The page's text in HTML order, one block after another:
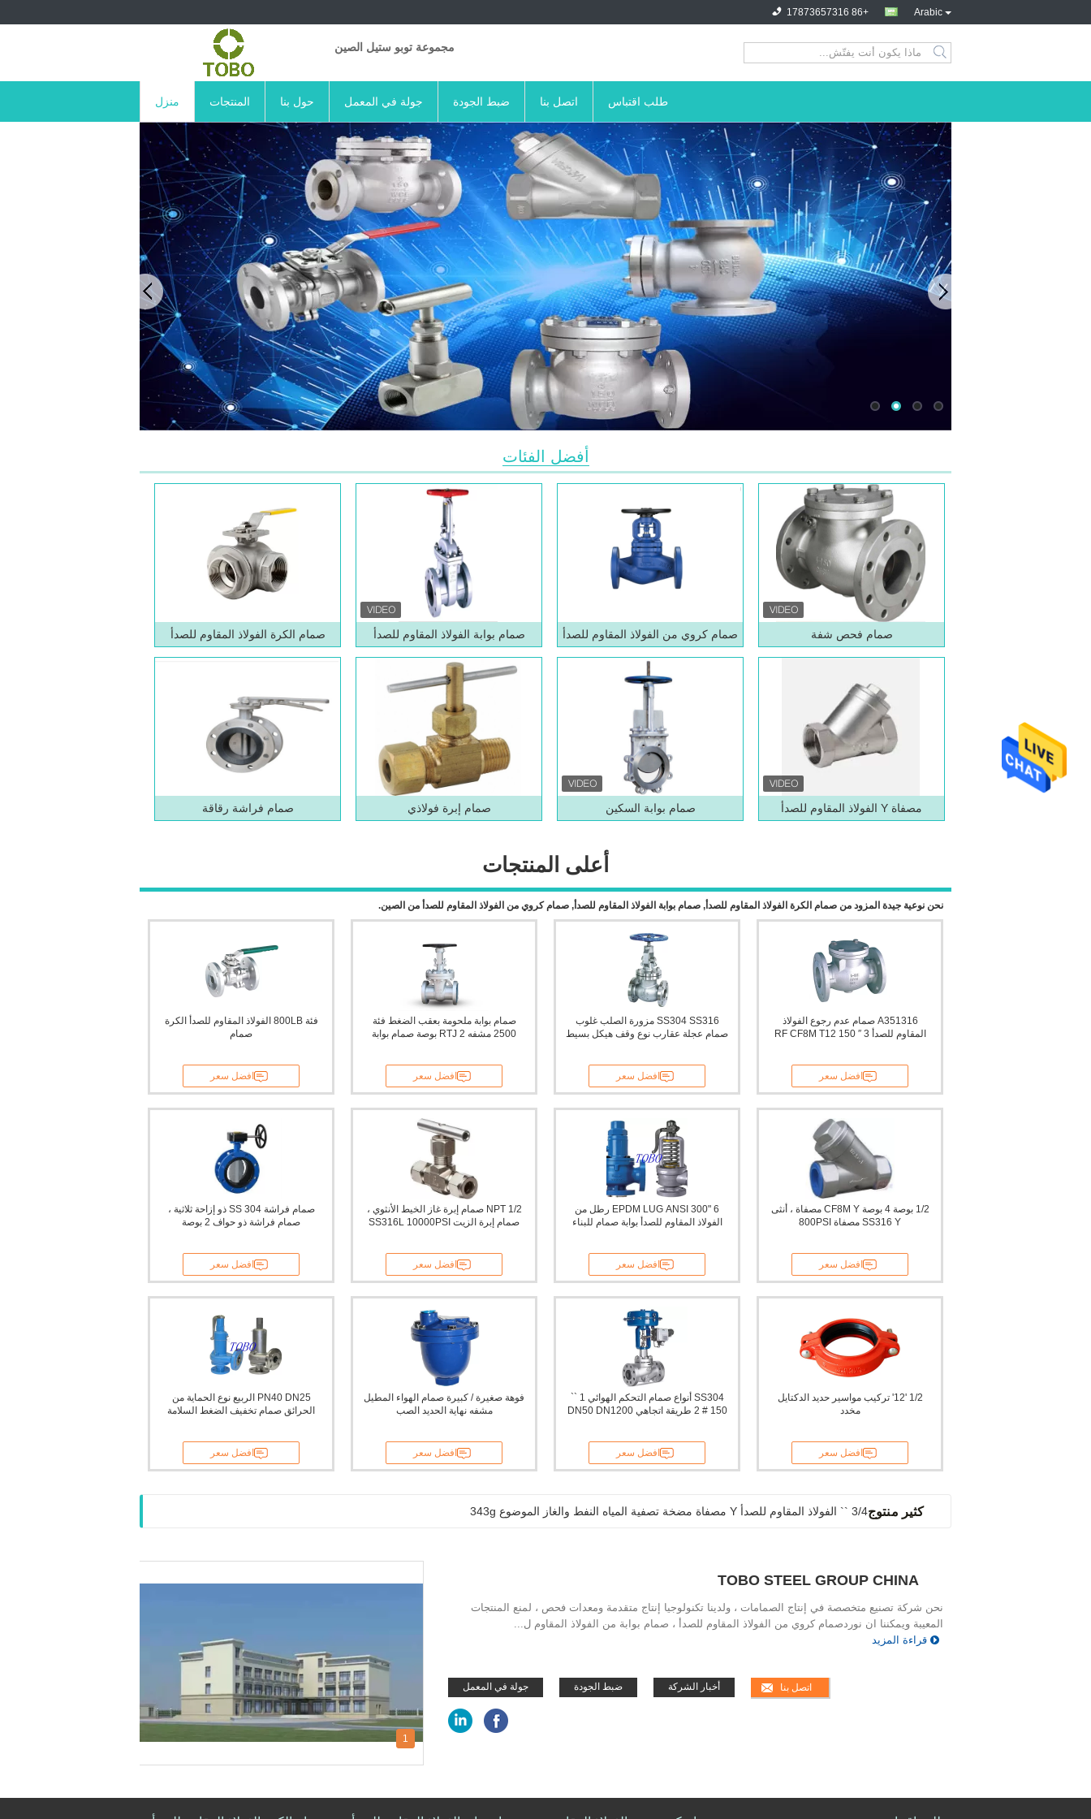
Arabic
+86 17873657316
مجموعة توبو ستيل الصين
منزل المنتجات حول بنا جولة في المعمل ضبط الجودة اتصل بنا طلب اقتباس
أفضل الفئات
صمام الكرة الفولاذ المقاوم للصدأ صمام بوابة الفولاذ المقاوم للصدأ صمام كروي من الفولاذ المقاوم للصدأ صمام فحص شفة
صمام فراشة رقاقة صمام إبرة فولاذي صمام بوابة السكين مصفاة Y الفولاذ المقاوم للصدأ
أعلى المنتجات
نحن نوعية جيدة المزود من صمام الكرة الفولاذ المقاوم للصدأ, صمام بوابة الفولاذ المقاوم للصدأ, صمام كروي من الفولاذ المقاوم للصدأ من الصين.
فئة 800LB الفولاذ المقاوم للصدأ الكرة
صمام
افضل سعر
صمام بوابة ملحومة بعقب الضغط فئة
2500 مشفه RTJ 2 بوصة صمام بوابة
افضل سعر
SS304 SS316 مزورة الصلب غلوب
صمام عجلة عقارب نوع وقف هيكل بسيط
افضل سعر
A351316 صمام عدم رجوع الفولاذ
المقاوم للصدأ 3 ″ 150 RF CF8M T12
افضل سعر
صمام فراشة SS 304 ذو إزاحة ثلاثية ،
صمام فراشة ذو حواف 2 بوصة
افضل سعر
1/2 NPT صمام إبرة غاز الخيط الأنثوي ،
صمام إبرة الزيت SS316L 10000PSI
افضل سعر
6 "EPDM LUG ANSI 300 رطل من
الفولاذ المقاوم للصدأ بوابة صمام للبناء
افضل سعر
1/2 بوصة 4 بوصة CF8M Y مصفاة ، أنثى
SS316 Y مصفاة 800PSI
افضل سعر
PN40 DN25 الربيع نوع الحماية من
الحرائق صمام تخفيف الضغط السلامة
افضل سعر
فوهة صغيرة / كبيرة صمام الهواء المطيل
مشفه نهاية الحديد الصب
افضل سعر
SS304 أنواع صمام التحكم الهوائي 1 ``
150 # 2 طريقة اتجاهي DN50 DN1200
افضل سعر
1/2 '12' تركيب مواسير حديد الدكتايل
مخدد
افضل سعر
كثير منتوج3/4 `` الفولاذ المقاوم للصدأ Y مصفاة مضخة تصفية المياه النفط والغاز الموضوع 343g
1
TOBO STEEL GROUP CHINA
نحن شركة تصنيع متخصصة في إنتاج الصمامات ، ولدينا تكنولوجيا إنتاج متقدمة ومعدات فحص ، لمنع المنتجات
المعيبة ويمكننا ان نوردصمام كروي من الفولاذ المقاوم للصدأ ، صمام بوابة من الفولاذ المقاوم ل...
قراءة المزيد
جولة في المعمل ضبط الجودة أخبار الشركة اتصل بنا